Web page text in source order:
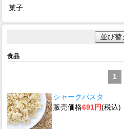
菓子
並び替
食品
1
シャークパスタ
販売価格691円(税込)